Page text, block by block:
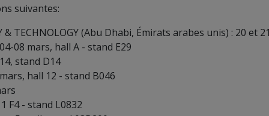
suivantes:
& TECHNOLOGY (Abu Dhabi, Émirats arabes unis) : 20 et
08 mars, hall A - stand E29
stand D14
hall 12 - stand B046
F4 - stand L0832